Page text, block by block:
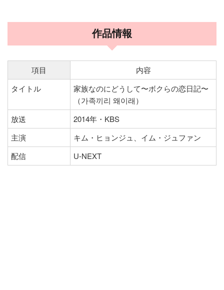
作品情報
項目
内容
タイトル
家族なのにどうして〜ボクらの恋日記〜
（가족끼리 왜이래）
放送
2014年・KBS
主演
キム・ヒョンジュ、イム・ジュファン
配信
U-NEXT